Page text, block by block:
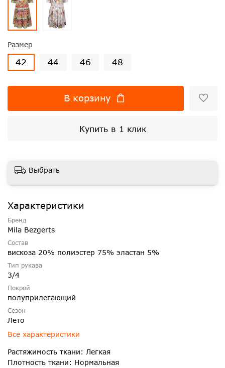
Размер
42 44 46 48
В корзину
Купить в 1 клик
Выбрать
Характеристики
Бренд
Mila Bezgerts
Состав
вискоза 20% полиэстер 75% эластан 5%
Тип рукава
3/4
Покрой
полуприлегающий
Сезон
Лето
Все характеристики
Растяжимость ткани: Легкая
Плотность ткани: Нормальная